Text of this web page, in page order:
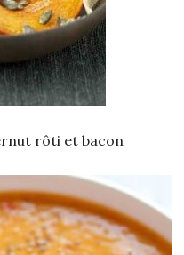
rôti et bacon